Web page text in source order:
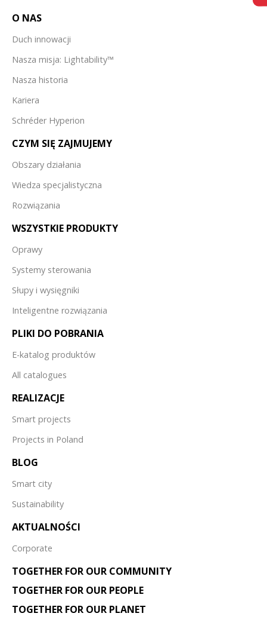
O NAS
Duch innowacji
Nasza misja: Lightability™
Nasza historia
Kariera
Schréder Hyperion
CZYM SIĘ ZAJMUJEMY
Obszary działania
Wiedza specjalistyczna
Rozwiązania
WSZYSTKIE PRODUKTY
Oprawy
Systemy sterowania
Słupy i wysięgniki
Inteligentne rozwiązania
PLIKI DO POBRANIA
E-katalog produktów
All catalogues
REALIZACJE
Smart projects
Projects in Poland
BLOG
Smart city
Sustainability
AKTUALNOŚCI
Corporate
TOGETHER FOR OUR COMMUNITY
TOGETHER FOR OUR PEOPLE
TOGETHER FOR OUR PLANET